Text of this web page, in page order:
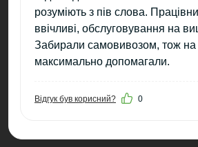
розуміють з пів слова.
ввічливі, обслуговування на
Забирали самовивозом, тож на
максимально допомагали.
Відгук був корисний? 0